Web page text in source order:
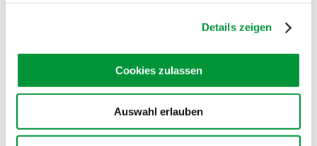
Details zeigen
Cookies zulassen
Auswahl erlauben
Prise Zucker
Außerdem:
Kümmelkartoffeln als Beilage
In einem großen Topf mit dem heißen Butterschmalz die